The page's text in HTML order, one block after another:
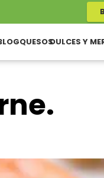
QUESOSDULCES Y